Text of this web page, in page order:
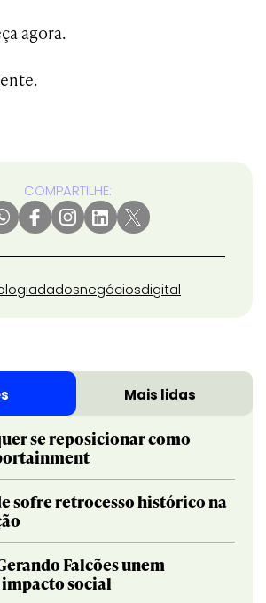
agora.
COMPARTILHE:
dadosnegóciosdigital
Mais lidas
se reposicionar como
sofre retrocesso histórico na
Falcões unem
social